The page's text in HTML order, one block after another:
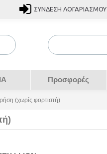
ΣΎΝΔΕΣΗ ΛΟΓΑΡΙΑΣΜΟΎ
Προσφορές
(χωρίς φορτιστή)